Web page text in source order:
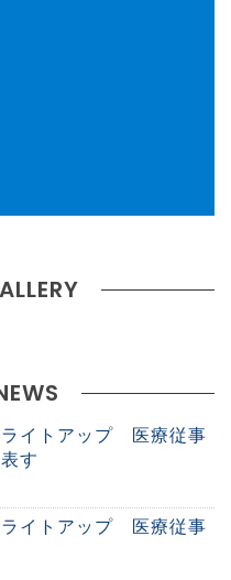
イトアップ 医療従事
す
イトアップ 医療従事